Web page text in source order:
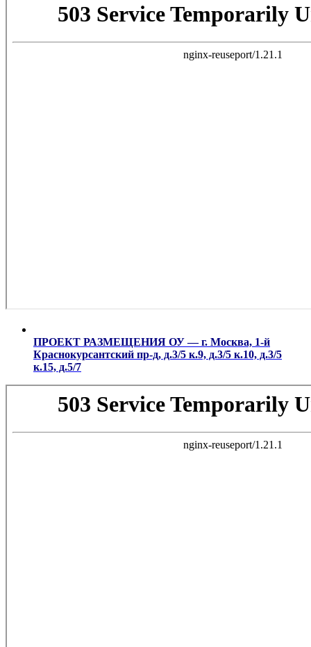
ПРОЕКТ РАЗМЕЩЕНИЯ ОУ — г. Москва, 1-й
Краснокурсантский пр-д, д.3/5 к.9, д.3/5 к.10, д.3/5
к.15, д.5/7